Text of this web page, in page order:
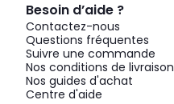
Besoin d’aide ?
Contactez-nous
Questions fréquentes
Suivre une commande
Nos conditions de livraison
Nos guides d'achat
Centre d'aide